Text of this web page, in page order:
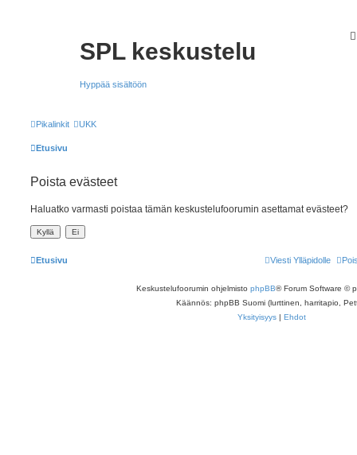
SPL keskustelu
Hyppää sisältöön
Pikalinkit UKK
Etusivu
Poista evästeet
Haluatko varmasti poistaa tämän keskustelufoorumin asettamat evästeet?
Etusivu Viesti Ylläpidolle
Keskustelufoorumin ohjelmisto phpBB® Forum Software ©
Käännös: phpBB Suomi (lurttinen, harritapio,
Yksityisyys | Ehdot